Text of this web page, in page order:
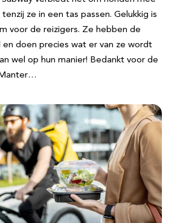
ze in een tas passen. Gelukkig is
voor de reizigers. Ze hebben de
doen precies wat er van ze wordt
wel op hun manier! Bedankt voor de